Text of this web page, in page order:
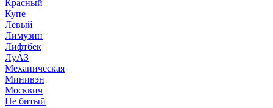
Красный
Купе
Левый
Лимузин
Лифтбек
ЛуАЗ
Механическая
Минивэн
Москвич
Не битый